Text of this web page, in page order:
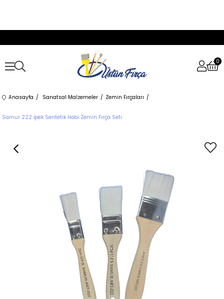
0
Anasayfa Sanatsal Malzemeler Zemin Fırçaları
Samur 222 İpek Sentetik Hobi Zemin Fırça Seti